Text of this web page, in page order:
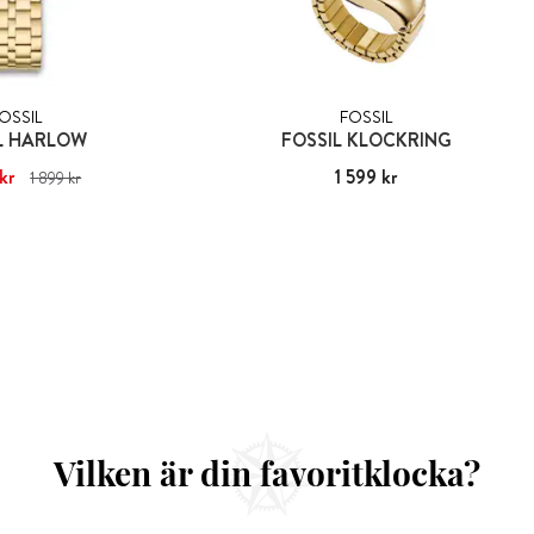
HARLOW
1 649 krTidigare pris
1 899 kr
FOSSIL
FOSSIL KLOCKRING
Pris :1 599 kr
1 599 kr
Vilken är din favoritklocka?